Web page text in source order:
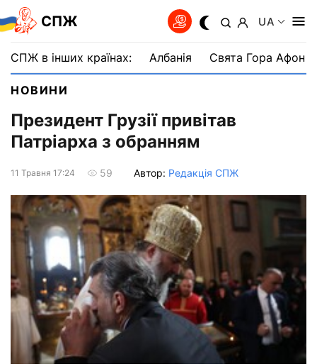
СПЖ UA
СПЖ в інших країнах: Албанія Свята Гора Афон
НОВИНИ
Президент Грузії привітав
Патріарха з обранням
11 Травня 17:24 59 Автор: Редакція СПЖ